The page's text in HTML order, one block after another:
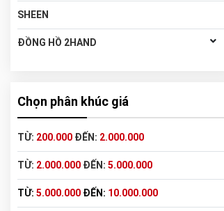
SHEEN
ĐỒNG HỒ 2HAND
Chọn phân khúc giá
TỪ: 200.000 ĐẾN: 2.000.000
TỪ: 2.000.000 ĐẾN: 5.000.000
TỪ: 5.000.000 ĐẾN: 10.000.000